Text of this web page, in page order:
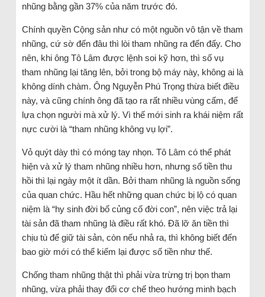
nhũng bằng gần 37% của năm trước đó.
Chính quyền Cộng sản như có một nguồn vô tận về tham
nhũng, cứ sờ đến đâu thì lòi tham nhũng ra đến đấy. Cho
nên, khi ông Tô Lâm được lệnh soi kỹ hơn, thì số vụ
tham nhũng lại tăng lên, bởi trong bộ máy này, không ai là
không dính chàm. Ông Nguyễn Phú Trọng thừa biết điều
này, và cũng chính ông đã tạo ra rất nhiều vùng cấm, để
lựa chọn người mà xử lý. Vì thế mới sinh ra khái niệm rất
nực cười là “tham nhũng không vụ lợi”.
Vỏ quýt dày thì có móng tay nhọn. Tô Lâm có thể phát
hiện và xử lý tham nhũng nhiều hơn, nhưng số tiền thu
hồi thì lại ngày một ít dần. Bởi tham nhũng là nguồn sống
của quan chức. Hầu hết những quan chức bị lộ có quan
niệm là “hy sinh đời bố củng cố đời con”, nên việc trả lại
tài sản đã tham nhũng là điều rất khó. Đã lỡ ăn tiền thì
chịu tù để giữ tài sản, còn nếu nhả ra, thì không biết đến
bao giờ mới có thể kiếm lại được số tiền như thế.
Chống tham nhũng thật thì phải vừa trừng trị bọn tham
nhũng, vừa phải thay đổi cơ chế theo hướng minh bạch